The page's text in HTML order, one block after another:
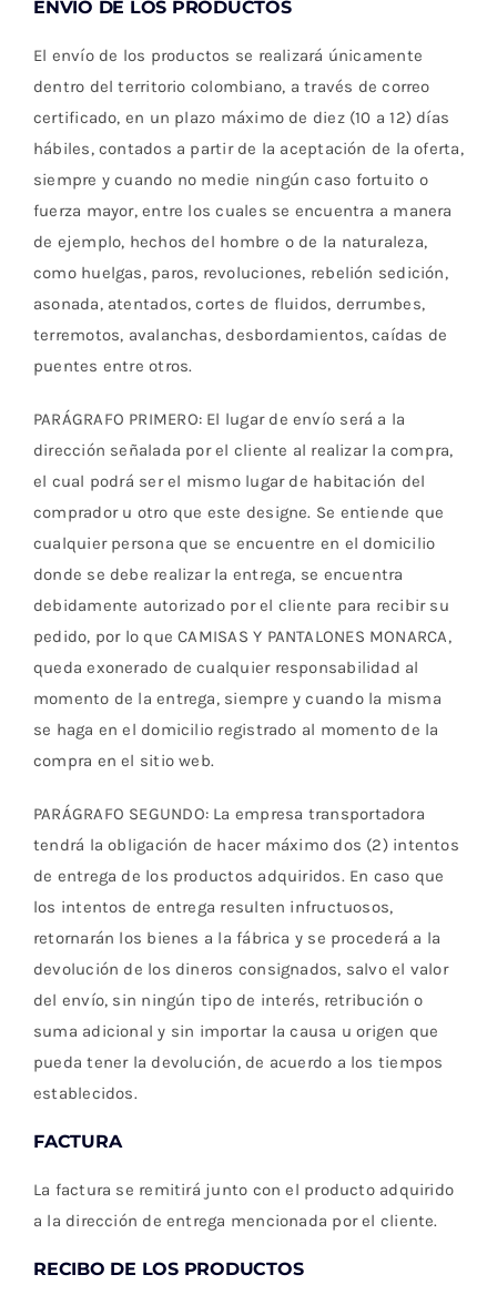
ENVIO DE LOS PRODUCTOS
El envío de los productos se realizará únicamente
dentro del territorio colombiano, a través de correo
certificado, en un plazo máximo de diez (10 a 12) días
hábiles, contados a partir de la aceptación de la oferta,
siempre y cuando no medie ningún caso fortuito o
fuerza mayor, entre los cuales se encuentra a manera
de ejemplo, hechos del hombre o de la naturaleza,
como huelgas, paros, revoluciones, rebelión sedición,
asonada, atentados, cortes de fluidos, derrumbes,
terremotos, avalanchas, desbordamientos, caídas de
puentes entre otros.
PARÁGRAFO PRIMERO: El lugar de envío será a la
dirección señalada por el cliente al realizar la compra,
el cual podrá ser el mismo lugar de habitación del
comprador u otro que este designe. Se entiende que
cualquier persona que se encuentre en el domicilio
donde se debe realizar la entrega, se encuentra
debidamente autorizado por el cliente para recibir su
pedido, por lo que CAMISAS Y PANTALONES MONARCA,
queda exonerado de cualquier responsabilidad al
momento de la entrega, siempre y cuando la misma
se haga en el domicilio registrado al momento de la
compra en el sitio web.
PARÁGRAFO SEGUNDO: La empresa transportadora
tendrá la obligación de hacer máximo dos (2) intentos
de entrega de los productos adquiridos. En caso que
los intentos de entrega resulten infructuosos,
retornarán los bienes a la fábrica y se procederá a la
devolución de los dineros consignados, salvo el valor
del envío, sin ningún tipo de interés, retribución o
suma adicional y sin importar la causa u origen que
pueda tener la devolución, de acuerdo a los tiempos
establecidos.
FACTURA
La factura se remitirá junto con el producto adquirido
a la dirección de entrega mencionada por el cliente.
RECIBO DE LOS PRODUCTOS